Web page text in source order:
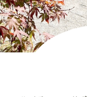
入園のご案内
お問い合わ